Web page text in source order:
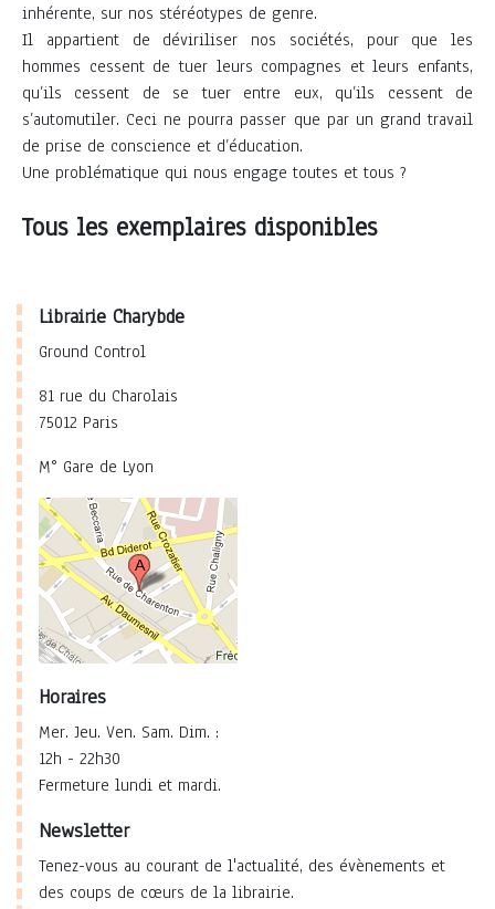
inhérente, sur nos stéréotypes de genre.
Il appartient de déviriliser nos sociétés, pour que les
hommes cessent de tuer leurs compagnes et leurs enfants,
qu’ils cessent de se tuer entre eux, qu’ils cessent de
s’automutiler. Ceci ne pourra passer que par un grand travail
de prise de conscience et d’éducation.
Une problématique qui nous engage toutes et tous ?
Tous les exemplaires disponibles
Librairie Charybde
Ground Control
81 rue du Charolais
75012 Paris
M° Gare de Lyon
Horaires
Mer. Jeu. Ven. Sam. Dim. :
12h - 22h30
Fermeture lundi et mardi.
Newsletter
Tenez-vous au courant de l'actualité, des évènements et
des coups de cœurs de la librairie.